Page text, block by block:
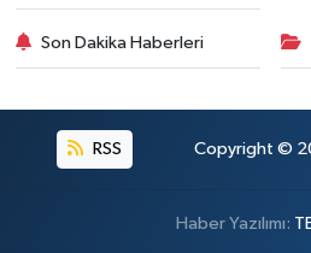
Son Dakika Haberleri
RSS Copyright ©
Haber Yazılımı: